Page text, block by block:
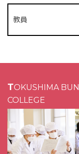
教員
TOKUSHIMA BUNRI UNIVERSITY JUNIOR
COLLEGE